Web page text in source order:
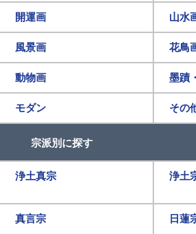
開運画 山水
風景画 花鳥
動物画 墨蹟
モダン その
宗派別に探す
浄土真宗 浄土
真言宗 日蓮